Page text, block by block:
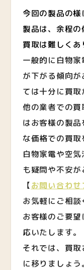
今回の製品の
製品は、余程
買取は難しくあ
一般的に白物
が下がる傾向
ては十分に買取
他の業者での
はお客様の製
な価格での買取
白物家電や空
も疑問や不安が
【お問い合わ
お気軽にご相談
お客様のご要
応いたします。
それでは、買
に移りましょう。